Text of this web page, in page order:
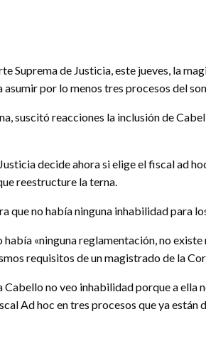
Suprema de Justicia, este jueves, la
asumir por lo menos tres procesos del
suscitó reacciones la inclusión de
decide ahora si elige el fiscal ad
reestructure la terna.
que no había ninguna inhabilidad para
«ninguna reglamentación, no
requisitos de un magistrado de la
no veo inhabilidad porque a
Ad hoc en tres procesos que ya están